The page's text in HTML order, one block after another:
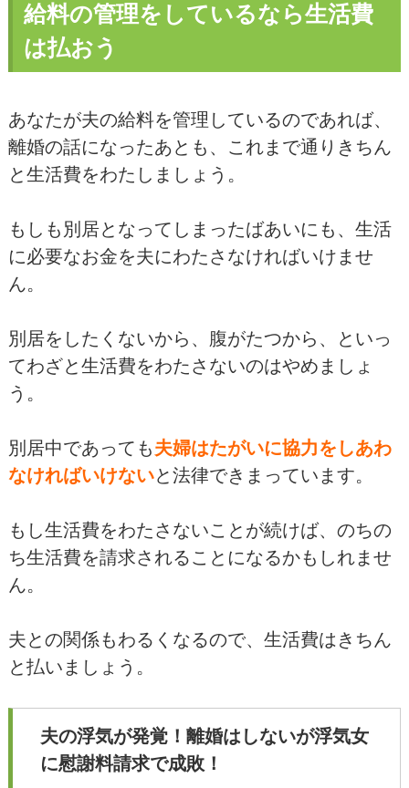
給料の管理をしているなら生活費
は払おう
あなたが夫の給料を管理しているのであれば、
離婚の話になったあとも、これまで通りきちん
と生活費をわたしましょう。
もしも別居となってしまったばあいにも、生活
に必要なお金を夫にわたさなければいけませ
ん。
別居をしたくないから、腹がたつから、といっ
てわざと生活費をわたさないのはやめましょ
う。
別居中であっても夫婦はたがいに協力をしあわ
なければいけないと法律できまっています。
もし生活費をわたさないことが続けば、のちの
ち生活費を請求されることになるかもしれませ
ん。
夫との関係もわるくなるので、生活費はきちん
と払いましょう。
夫の浮気が発覚！離婚はしないが浮気女
に慰謝料請求で成敗！